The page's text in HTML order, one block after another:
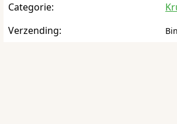
Categorie:
Verzending: